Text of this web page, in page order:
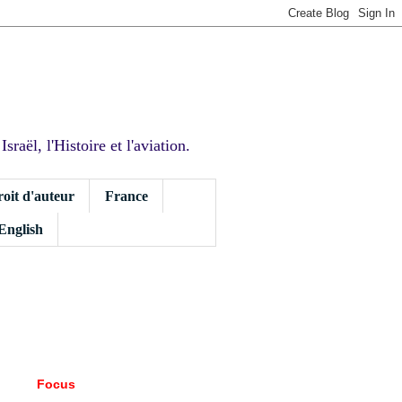
l'Histoire et l'aviation.
d'auteur France
Focus